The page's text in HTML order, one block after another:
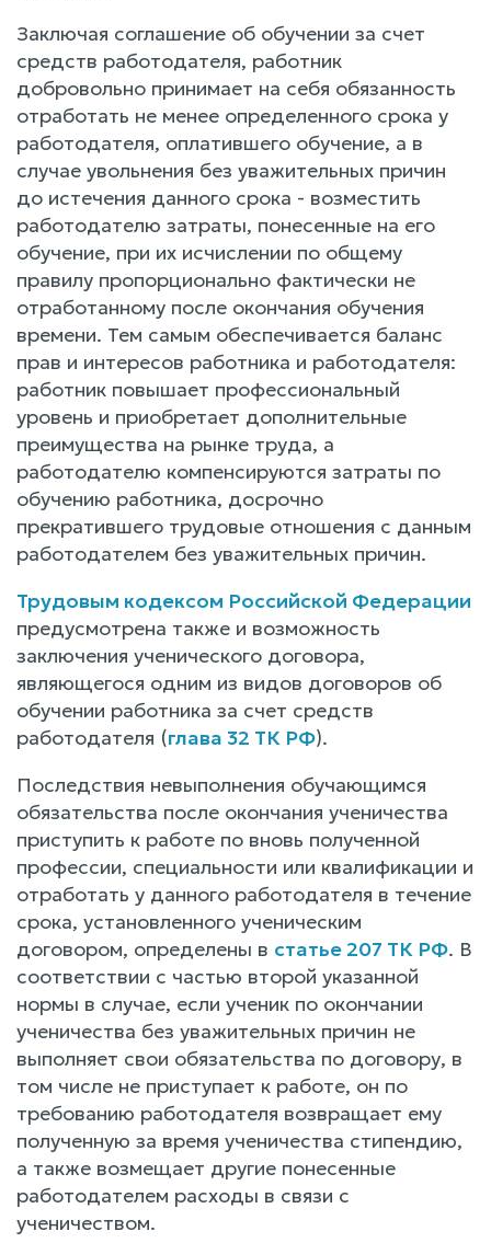
Заключая соглашение об обучении за счет
средств работодателя, работник
добровольно принимает на себя обязанность
отработать не менее определенного срока у
работодателя, оплатившего обучение, а в
случае увольнения без уважительных причин
до истечения данного срока - возместить
работодателю затраты, понесенные на его
обучение, при их исчислении по общему
правилу пропорционально фактически не
отработанному после окончания обучения
времени. Тем самым обеспечивается баланс
прав и интересов работника и работодателя:
работник повышает профессиональный
уровень и приобретает дополнительные
преимущества на рынке труда, а
работодателю компенсируются затраты по
обучению работника, досрочно
прекратившего трудовые отношения с данным
работодателем без уважительных причин.
Трудовым кодексом Российской Федерации
предусмотрена также и возможность
заключения ученического договора,
являющегося одним из видов договоров об
обучении работника за счет средств
работодателя (глава 32 ТК РФ).
Последствия невыполнения обучающимся
обязательства после окончания ученичества
приступить к работе по вновь полученной
профессии, специальности или квалификации и
отработать у данного работодателя в течение
срока, установленного ученическим
договором, определены в статье 207 ТК РФ. В
соответствии с частью второй указанной
нормы в случае, если ученик по окончании
ученичества без уважительных причин не
выполняет свои обязательства по договору, в
том числе не приступает к работе, он по
требованию работодателя возвращает ему
полученную за время ученичества стипендию,
а также возмещает другие понесенные
работодателем расходы в связи с
ученичеством.